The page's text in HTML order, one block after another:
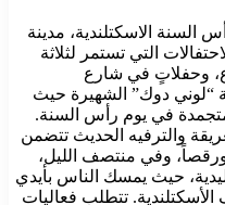
السنة الاسكتلندية، مدينة
التي تستمر لثلاثة
وحفلاتٍ في شارع
“لوني دوك” الشهيرة حيث
في يوم رأس السنة.
والترفيه الحديث تتضمن
وفي منتصف الليل،
حيث يمسك الناس بأيدي
تتطلب فعاليات